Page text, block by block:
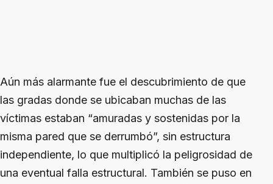
Aún más alarmante fue el descubrimiento de que
las gradas donde se ubicaban muchas de las
víctimas estaban “amuradas y sostenidas por la
misma pared que se derrumbó”, sin estructura
independiente, lo que multiplicó la peligrosidad de
una eventual falla estructural. También se puso en